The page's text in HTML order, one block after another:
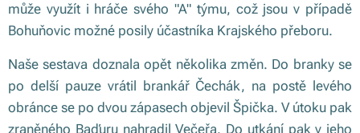
může využít i hráče svého "A" týmu, což jsou v případě
Bohuňovic možné posily účastníka Krajského přeboru.
Naše sestava doznala opět několika změn. Do branky se
po delší pauze vrátil brankář Čechák, na postě levého
obránce se po dvou zápasech objevil Špička. V útoku pak
zraněného Baďuru nahradil Večeřa. Do utkání pak v jeho